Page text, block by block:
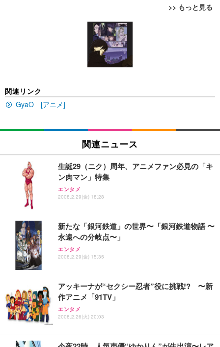
>> もっと見る
[EdoErgo] オフィスチェア 椅子 テレワーク 疲れな
い 跳ね上げ式アームレスト コンパクト 約105度ロッ
キング pc 事務椅子 360度回転 座面昇降 強化ナイロ
ン樹脂ベース 通気性メッシュ 在宅ワーク H-WY01
(黒網+黒枠+黒足)
ュチェア 人間工学 疲れない ブラック
￥27,999
Sezlife オフィスチェア デスクチェア 疲れない テレ
ワーク チェア 強化バックレスト 30度ロッキング機
レスト 3Dヘッドレスト ハンガー付き 高反発クッシ
ョン PCチェア 通気性メッシュ ゲーミング/勉強/事
務用 おしゃれ パソコンチェア (ブラック)
￥7,680
Sezlife オフィスチェア デスクチェア 疲れない テレ
レスト 3Dヘッドレスト ハンガー付き 高反発クッシ
ョン PCチェア 通気性メッシュ ゲーミング/勉強/事
務用 おしゃれ パソコンチェア (ホワイト)
￥7,680
ANDWINT オフィスチェア デスクチェア 肘なし メ
ト 幅52×奥行58.5×高さ84～96cm テレワーク 在宅
勤務 ブラック
￥4,139
EIZO ビジネス向けプレミアムモニター | FlexScan
EV3240X-WT | 31.5型4K UHD・USB Type-C・ホワ
￥105,595
イト
【純正品】27"ゲーミングモニター DualSense 充電
フック付き（CFI-ZDM1J）
￥49,979
【整備済み品】Dell E2724HS 27インチ 液晶モニタ
応 ComfortView ビジネス向け
￥15,800
【MiniLED/24.5inch/280Hz/FHD】GRAPHT THE S
像低減 (3年保証 | 輝点保証 | 日本メーカー)
￥34,980
Amazonベーシック ペットシーツ 薄型 レギュラー 1
回使い捨て 無香料 ホワイト 300枚
x2袋(84枚) ホワイト(吸収面:ライトブルー)
￥3,234
ネオ・ルーライフ ネオ・オムツ L 中型犬用 26枚入
り 単品
￥1,800
Smart Basic(スマートベーシック) 【Amazon.co.jp
￥3,670
アイリスオーヤマ ペットシーツ 超厚型 お徳用 レギ
￥3,731
関連リンク
GyaO [アニメ]
関連ニュース
生誕29（ニク）周年、アニメファン必見の「キ
ン肉マン」特集
エンタメ
2008.2.29(金) 18:28
新たな「銀河鉄道」の世界〜「銀河鉄道物語 〜
永遠への分岐点〜」
エンタメ
2008.2.29(金) 15:35
アッキーナが“セクシー忍者”役に挑戦!? 〜新
作アニメ「91TV」
エンタメ
2008.2.26(火) 20:03